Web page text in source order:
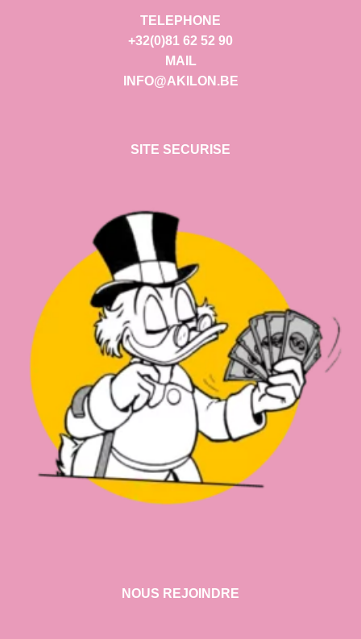
TELEPHONE
+32(0)81 62 52 90
MAIL
INFO@AKILON.BE
SITE SECURISE
NOUS REJOINDRE